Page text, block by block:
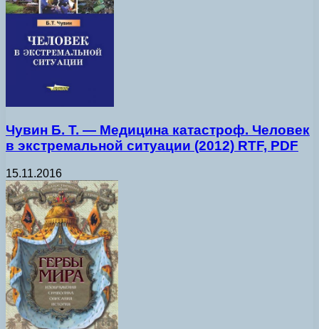
Чувин Б. Т. — Медицина катастроф. Человек
в экстремальной ситуации (2012) RTF, PDF
15.11.2016